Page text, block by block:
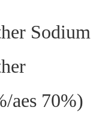
Sodium
aes 70%)